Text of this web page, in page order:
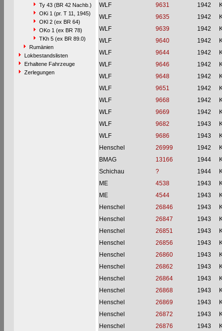
Ty 43 (BR 42 Nachb.)
OKi 1 (pr. T 11, 1945)
OKl 2 (ex BR 64)
OKo 1 (ex BR 78)
TKh 5 (ex BR 89.0)
Rumänien
Lokbestandslisten
Erhaltene Fahrzeuge
Zerlegungen
WLF
9631 1942
WLF
9635 1942
WLF
9639 1942
WLF
9640 1942
WLF
9644 1942
WLF
9646 1942
WLF
9648 1942
WLF
9651 1942
WLF
9668 1942
WLF
9669 1942
WLF
9682 1943
WLF
9686 1943
Henschel
26999 1942
BMAG
13166 1944
Schichau
? 1944
ME
4538 1943
ME
4544 1943
Henschel
26846 1943
Henschel
26847 1943
Henschel
26851 1943
Henschel
26856 1943
Henschel
26860 1943
Henschel
26862 1943
Henschel
26864 1943
Henschel
26868 1943
Henschel
26869 1943
Henschel
26872 1943
Henschel
26876 1943